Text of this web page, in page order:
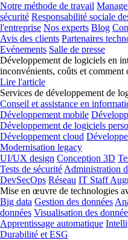
Notre méthode de travail
sécurité Responsabilité sociale
l'entreprise Nos experts Blog
Avis des clients Partenaires
Evénements Salle de presse
Développement de logiciels en
inconvénients, coûts et comment
Lire l'article
Services de développement de
Conseil et assistance en
Développement mobile
Développement de logiciels
Développement cloud
Modernisation legacy
UI/UX design Conception 3D
Tests de sécurité Administration
DevSecOps Réseau IT Staff
Mise en œuvre de technologies
Big data Gestion des données
données Visualisation des
Apprentissage automatique
Durabilité et ESG